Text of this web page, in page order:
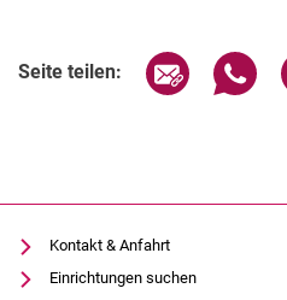
Seite teilen: Seite über
Kontakt & Anfahrt
Einrichtungen suchen